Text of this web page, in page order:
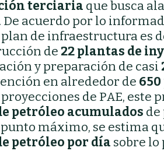
terciaria que busca
De acuerdo por lo
de infraestructura es
de 22 plantas de
y preparación de casi
en alrededor de
proyecciones de PAE,
petróleo acumulados
máximo, se estima
petróleo por día sobre